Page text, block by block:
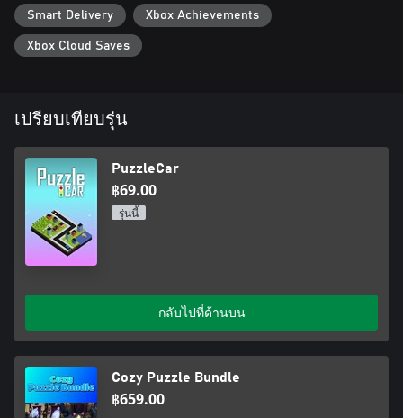
Smart Delivery Xbox Achievements
Xbox Cloud Saves
เปรียบเทียบรุ่น
PuzzleCar
฿69.00
รุ่นนี้
กลับไปที่ด้านบน
Cozy Puzzle Bundle
฿659.00